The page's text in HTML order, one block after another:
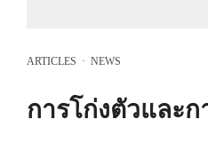
ARTICLES · NEWS
การโก่งตัวและก